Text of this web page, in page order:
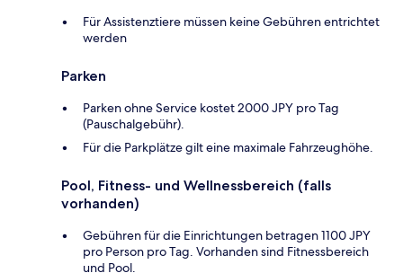
Für Assistenztiere müssen keine Gebühren entrichtet
werden
Parken
Parken ohne Service kostet 2000 JPY pro Tag
(Pauschalgebühr).
Für die Parkplätze gilt eine maximale Fahrzeughöhe.
Pool, Fitness- und Wellnessbereich (falls
vorhanden)
Gebühren für die Einrichtungen betragen 1100 JPY
pro Person pro Tag. Vorhanden sind Fitnessbereich
und Pool.